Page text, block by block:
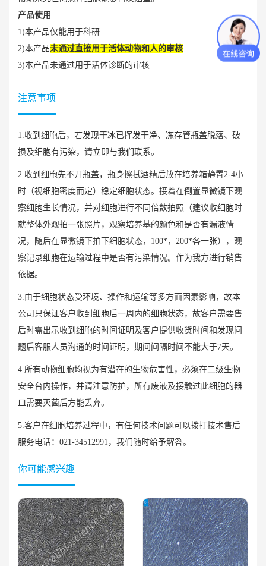
产品使用
1)本产品仅能用于科研
2)本产品未通过直接用于活体动物和人的审核
3)本产品未通过用于活体诊断的审核
注意事项
1.收到细胞后，若发现干冰已挥发干净、冻存管瓶盖脱落、破
损及细胞有污染，请立即与我们联系。
2.收到细胞先不开瓶盖，瓶身擦拭酒精后放在培养箱静置2-4小
时（视细胞密度而定）稳定细胞状态。接着在倒置显微镜下观
察细胞生长情况，并对细胞进行不同倍数拍照（建议收细胞时
就整体外观拍一张照片，观察培养基的颜色和是否有漏液情
况，随后在显微镜下拍下细胞状态，100*，200*各一张），观
察记录细胞在运输过程中是否有污染情况。作为我方进行销售
依据。
3.由于细胞状态受环境、操作和运输等多方面因素影响，故本
公司只保证客户收到细胞后一周内的细胞状态，故客户需要售
后时需出示收到细胞的时间证明及客户提供收货时间和发现问
题后客服人员沟通的时间证明，期间间隔时间不能大于7天。
4.所有动物细胞均视为有潜在的生物危害性，必须在二级生物
安全台内操作，并请注意防护，所有废液及接触过此细胞的器
皿需要灭菌后方能丢弃。
5.客户在细胞培养过程中，有任何技术问题可以拨打技术售后
服务电话：021-34512991，我们随时给予解答。
你可能感兴趣